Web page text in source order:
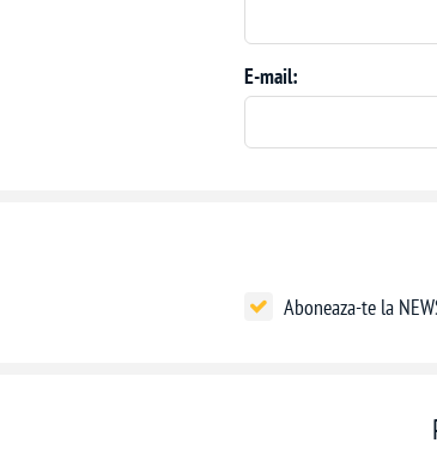
E-mail:
Aboneaza-te la